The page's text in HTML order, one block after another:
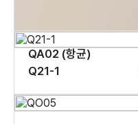
QA02 (항균)
Q21-1